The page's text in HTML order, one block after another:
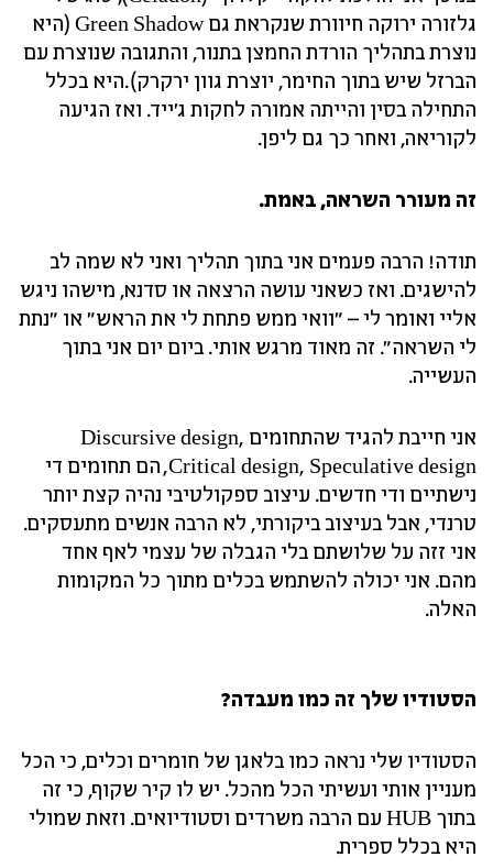
גלזורה ירוקה חיוורת שנקראת גם Green Shadow (היא
נוצרת בתהליך הורדת החמצן בתנור, והתגובה שנוצרת עם
הברזל שיש בתוך החימר, יוצרת גוון ירקרק).היא בכלל
התחילה בסין והייתה אמורה לחקות ג'ייד. ואז הגיעה
לקוריאה, ואחר כך גם ליפן.
זה מעורר השראה, באמת.
תודה! הרבה פעמים אני בתוך תהליך ואני לא שמה לב
להישגים. ואז כשאני עושה הרצאה או סדנא, מישהו ניגש
אליי ואומר לי – "וואי ממש פתחת לי את הראש" או "נתת
לי השראה". זה מאוד מרגש אותי. ביום יום אני בתוך
העשייה.
אני חייבת להגיד שהתחומים Discursive design,
Critical design, Speculative design, הם תחומים די
נישתיים ודי חדשים. עיצוב ספקולטיבי נהיה קצת יותר
טרנדי, אבל בעיצוב ביקורתי, לא הרבה אנשים מתעסקים.
אני זזה על שלושתם בלי הגבלה של עצמי לאף אחד
מהם. אני יכולה להשתמש בכלים מתוך כל המקומות
האלה.
הסטודיו שלך זה כמו מעבדה?
הסטודיו שלי נראה כמו בלאגן של חומרים וכלים, כי הכל
מעניין אותי ועשיתי הכל מהכל. יש לו קיר שקוף, כי זה
בתוך HUB עם הרבה משרדים וסטודיואים. וזאת שמולי
היא בכלל ספרית.